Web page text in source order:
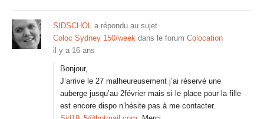
SIDSCHOL a répondu au sujet
Coloc Sydney 150/week dans le forum Colocation
il y a 16 ans
Bonjour,
J’arrive le 27 malheureusement j’ai réservé une
auberge jusqu’au 2février mais si le place pour la fille
est encore dispo n’hésite pas à me contacter.